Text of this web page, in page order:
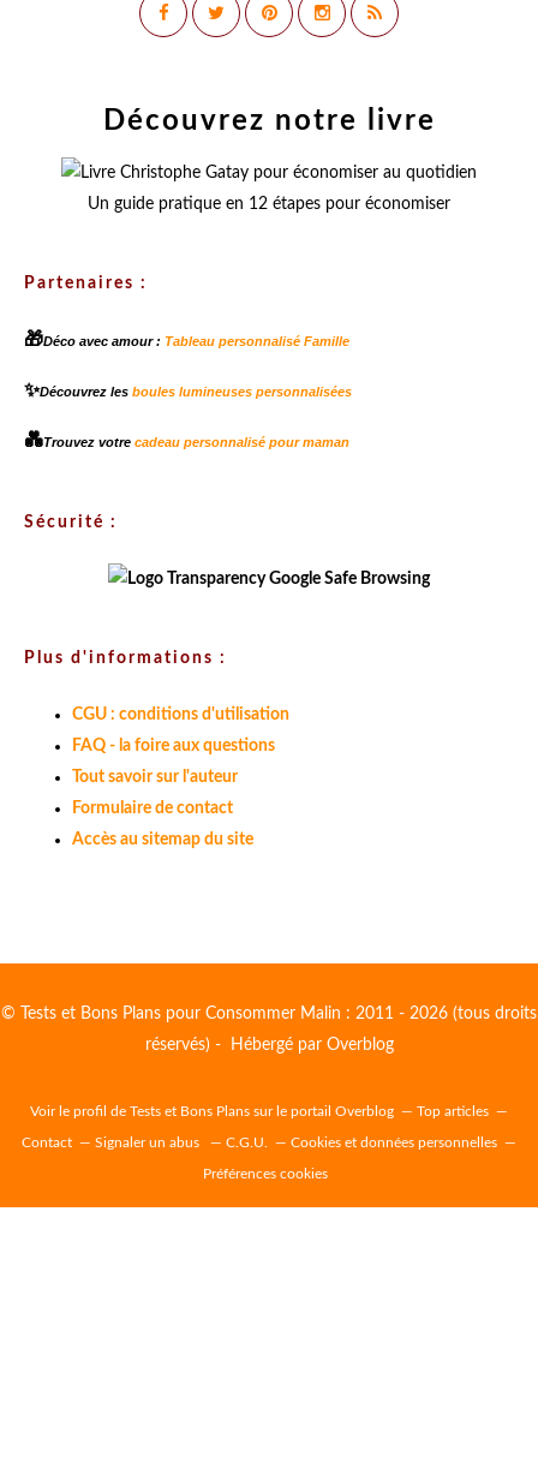
Découvrez notre livre
Un guide pratique en 12 étapes pour économiser
Partenaires :
🎁Déco avec amour : Tableau personnalisé Famille
✨Découvrez les boules lumineuses personnalisées
💑Trouvez votre cadeau personnalisé pour maman
Sécurité :
Plus d'informations :
CGU : conditions d'utilisation
FAQ - la foire aux questions
Tout savoir sur l'auteur
Formulaire de contact
Accès au sitemap du site
© Tests et Bons Plans pour Consommer Malin : 2011 - 2026 (tous droits
réservés) - Hébergé par Overblog
Voir le profil de Tests et Bons Plans sur le portail Overblog Top articles
Contact Signaler un abus C.G.U. Cookies et données personnelles
Préférences cookies